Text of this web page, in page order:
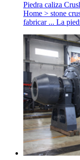
Piedra caliza
Home > stone
fabricar ... La